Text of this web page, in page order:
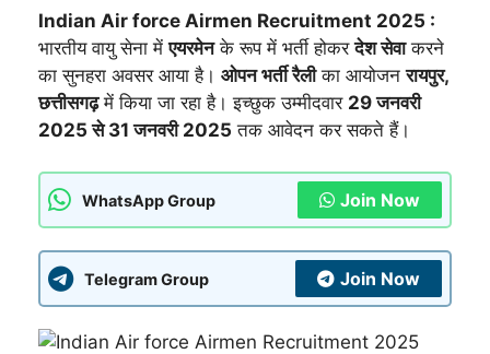
Indian Air force Airmen Recruitment 2025 :
भारतीय वायु सेना मेंएयरमेनके रूप में भर्ती होकरदेश सेवाकरने
का सुनहरा अवसर आया है। ओपन भर्ती रैलीका आयोजनरायपुर,
छत्तीसगढ़में किया जा रहा है। इच्छुक उम्मीदवार 29 जनवरी
2025 से 31 जनवरी 2025 तक आवेदन कर सकते हैं।
WhatsApp Group Join Now
Telegram Group Join Now